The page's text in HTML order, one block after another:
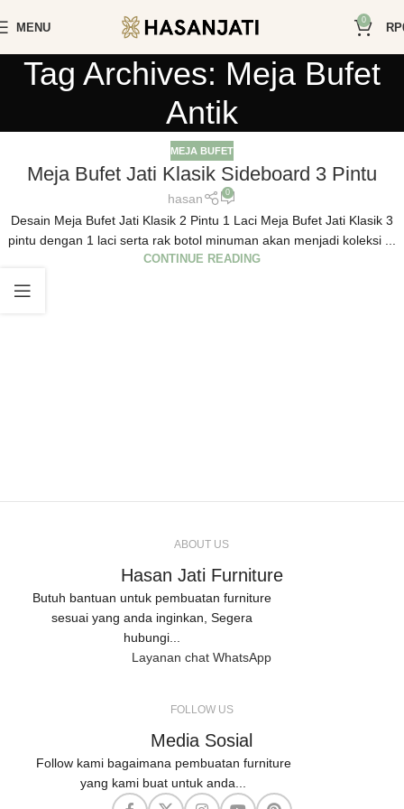
MENU
0
RP
Tag Archives: Meja Bufet
Antik
MEJA BUFET
Meja Bufet Jati Klasik Sideboard 3 Pintu
hasan 0
Desain Meja Bufet Jati Klasik 2 Pintu 1 Laci Meja Bufet Jati Klasik 3
pintu dengan 1 laci serta rak botol minuman akan menjadi koleksi ...
CONTINUE READING
ABOUT US
Hasan Jati Furniture
Butuh bantuan untuk pembuatan furniture
sesuai yang anda inginkan, Segera
hubungi...
Layanan chat WhatsApp
FOLLOW US
Media Sosial
Follow kami bagaimana pembuatan furniture
yang kami buat untuk anda...